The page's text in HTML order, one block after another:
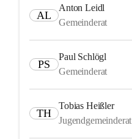
AL
Anton Leidl
Gemeinderat
PS
Paul Schlögl
Gemeinderat
TH
Tobias Heißler
Jugendgemeinderat